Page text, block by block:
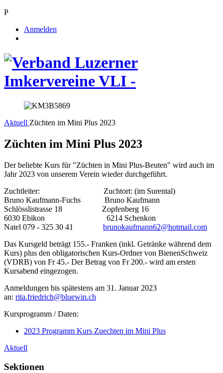
P
Anmelden
Aktuell Züchten im Mini Plus 2023
Züchten im Mini Plus 2023
Der beliebte Kurs für "Züchten in Mini Plus-Beuten" wird auch im
Jahr 2023 von unserem Verein wieder durchgeführt.
Zuchtleiter: Zuchtort: (im Surental)
Bruno Kaufmann-Fuchs Bruno Kaufmann
Schlösslistrasse 18 Zopfenberg 16
6030 Ebikon 6214 Schenkon
Natel 079 - 325 30 41 brunokaufmann62@hotmail.com
Das Kursgeld beträgt 155.- Franken (inkl. Getränke während dem
Kurs) plus den obligatorischen Kurs-Ordner von BienenSchweiz
(VDRB) von Fr 45.- Der Betrag von Fr 200.- wird am ersten
Kursabend eingezogen.
Anmeldungen bis spätestens am 31. Januar 2023
an: rita.friedrich@bluewin.ch
Kursprogramm / Daten:
2023 Programm Kurs Zuechten im Mini Plus
Aktuell
Sektionen